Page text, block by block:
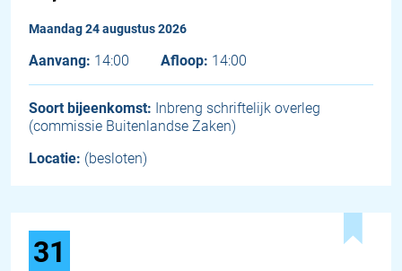
maandag 24 augustus 2026
Aanvang: 14:00 Afloop: 14:00
Soort bijeenkomst: Inbreng schriftelijk overleg
(commissie Buitenlandse Zaken)
Locatie: (besloten)
31